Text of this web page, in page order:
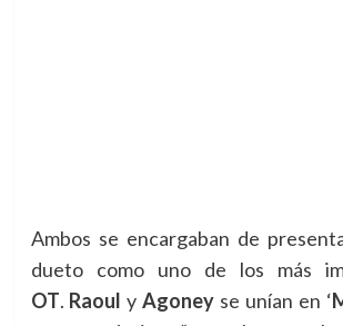
Ambos se encargaban de
dueto como uno de los más
OT. Raoul yAgoney se unían en ‘